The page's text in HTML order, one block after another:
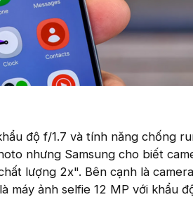
độ f/1.7 và tính năng chống
nhưng Samsung cho biết
lượng 2x". Bên cạnh là
máy ảnh selfie 12 MP với khẩu